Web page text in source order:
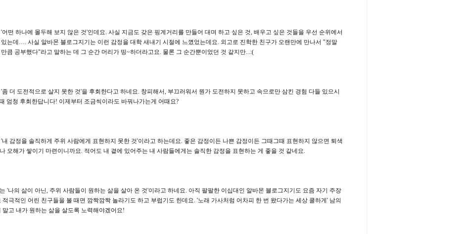
어떤 하나에 몰두해 보지 않은 것'인데요. 사실 지금도 갖은 핑계거리를 만들어 대며 하고 싶은 것, 배우고 싶은 것들을 우선 순위에서
있는데…. 사실 알바몬 블로그지기는 이런 감정을 대학 새내기 시절에 느꼈었는데요. 외고로 진학한 친구가 오랜만에 만나서 "정말
큼 공부했다"라고 말하는 데 그 순간 머리가 띵~하더라고요. 물론 그 순간뿐이었던 것 같지만...:(
좀 더 도전적으로 살지 못한 것'을 후회한다고 하네요. 창피해서, 부끄러워서 뭔가 도전하지 못하고 속으로만 삼킨 경험 다들 있으시
엄청 후회한답니다! 이제부터 조금씩이라도 바꿔나가는게 어때요?
내 감정을 솔직하게 주위 사람에게 표현하지 못한 것'이라고 하는데요. 좋은 감정이든 나쁜 감정이든 그때그때 표현하지 않으면 퇴색
오해가 쌓이기 마련이니까요. 적어도 내 곁에 있어주는 내 사람들에게는 솔직한 감정을 표현하는 게 좋을 것 같네요.
'나의 삶이 아닌, 주위 사람들이 원하는 삶을 살아 온 것'이라고 하네요. 아직 팔팔한 이십대인 알바몬 블로그지기도 요즘 자기 주장
적극적인 어린 친구들을 볼 때면 깜짝깜짝 놀라기도 하고 부럽기도 한데요. '노래 가사처럼 어차피 한 번 왔다가는 세상 쿨하게' 남의
말고 내가 원하는 삶을 살도록 노력해야겠어요!